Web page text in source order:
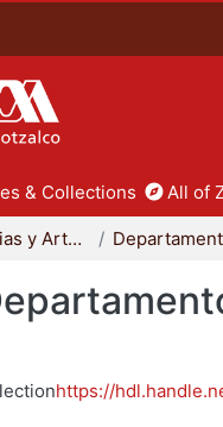
& Collections All of
División de Ciencias y Artes para el Diseño
https://